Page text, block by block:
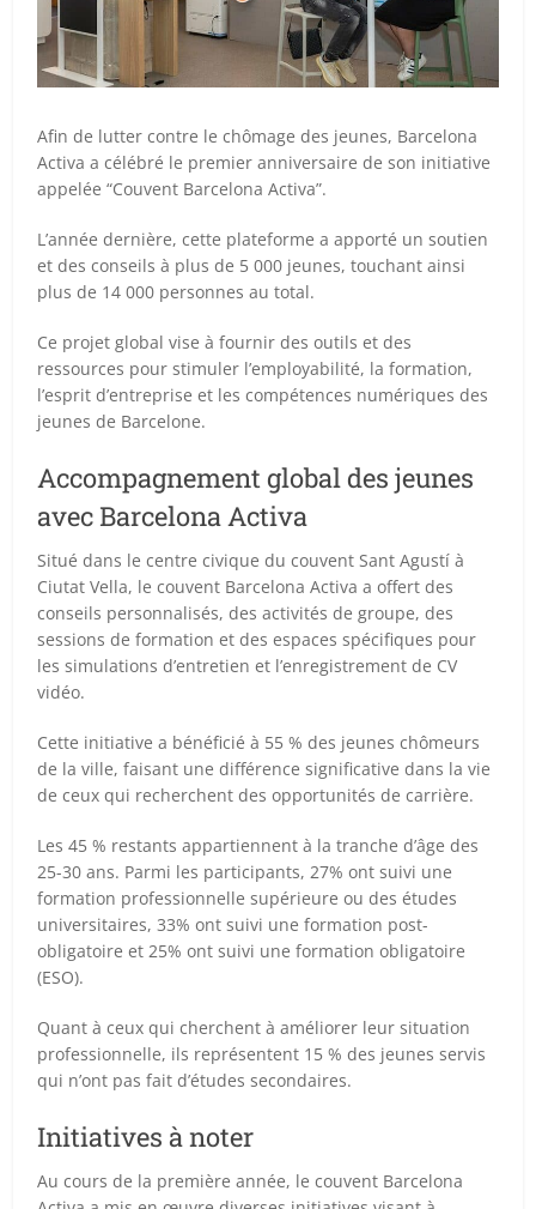
Afin de lutter contre le chômage des jeunes, Barcelona
Activa a célébré le premier anniversaire de son initiative
appelée “Couvent Barcelona Activa”.
L’année dernière, cette plateforme a apporté un soutien
et des conseils à plus de 5 000 jeunes, touchant ainsi
plus de 14 000 personnes au total.
Ce projet global vise à fournir des outils et des
ressources pour stimuler l’employabilité, la formation,
l’esprit d’entreprise et les compétences numériques des
jeunes de Barcelone.
Accompagnement global des jeunes
avec Barcelona Activa
Situé dans le centre civique du couvent Sant Agustí à
Ciutat Vella, le couvent Barcelona Activa a offert des
conseils personnalisés, des activités de groupe, des
sessions de formation et des espaces spécifiques pour
les simulations d’entretien et l’enregistrement de CV
vidéo.
Cette initiative a bénéficié à 55 % des jeunes chômeurs
de la ville, faisant une différence significative dans la vie
de ceux qui recherchent des opportunités de carrière.
Les 45 % restants appartiennent à la tranche d’âge des
25-30 ans. Parmi les participants, 27% ont suivi une
formation professionnelle supérieure ou des études
universitaires, 33% ont suivi une formation post-
obligatoire et 25% ont suivi une formation obligatoire
(ESO).
Quant à ceux qui cherchent à améliorer leur situation
professionnelle, ils représentent 15 % des jeunes servis
qui n’ont pas fait d’études secondaires.
Initiatives à noter
Au cours de la première année, le couvent Barcelona